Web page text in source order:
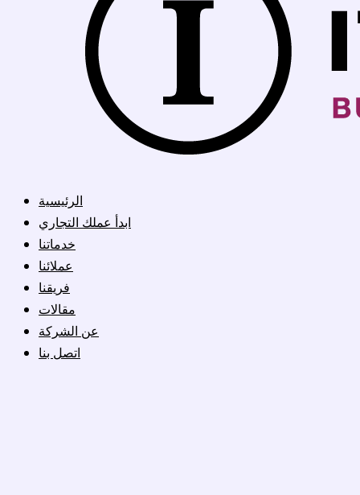
الرئيسية
ابدأ عملك التجاري
خدماتنا
عملائنا
فريقنا
مقالات
عن الشركة
اتصل بنا